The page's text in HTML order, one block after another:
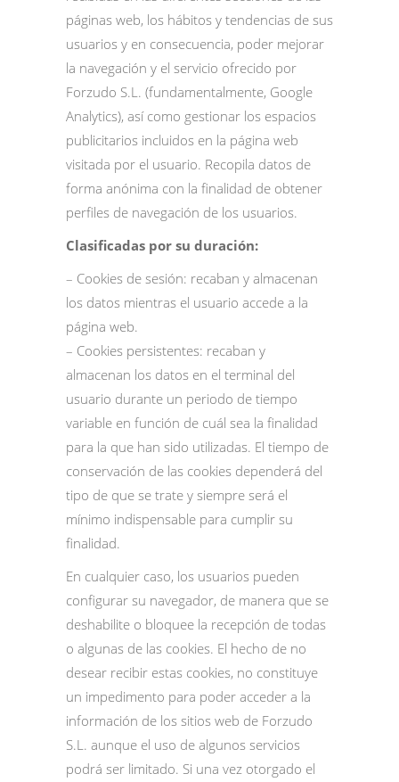
páginas web, los hábitos y tendencias de sus
usuarios y en consecuencia, poder mejorar
la navegación y el servicio ofrecido por
Forzudo S.L. (fundamentalmente, Google
Analytics), así como gestionar los espacios
publicitarios incluidos en la página web
visitada por el usuario. Recopila datos de
forma anónima con la finalidad de obtener
perfiles de navegación de los usuarios.
Clasificadas por su duración:
– Cookies de sesión: recaban y almacenan
los datos mientras el usuario accede a la
página web.
– Cookies persistentes: recaban y
almacenan los datos en el terminal del
usuario durante un periodo de tiempo
variable en función de cuál sea la finalidad
para la que han sido utilizadas. El tiempo de
conservación de las cookies dependerá del
tipo de que se trate y siempre será el
mínimo indispensable para cumplir su
finalidad.
En cualquier caso, los usuarios pueden
configurar su navegador, de manera que se
deshabilite o bloquee la recepción de todas
o algunas de las cookies. El hecho de no
desear recibir estas cookies, no constituye
un impedimento para poder acceder a la
información de los sitios web de Forzudo
S.L. aunque el uso de algunos servicios
podrá ser limitado. Si una vez otorgado el